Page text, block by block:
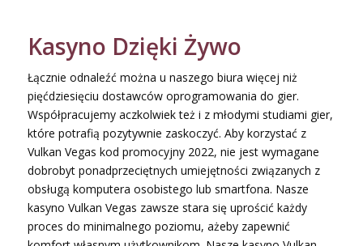
Kasyno Dzięki Żywo
Łącznie odnaleźć można u naszego biura więcej niż
pięćdziesięciu dostawców oprogramowania do gier.
Współpracujemy aczkolwiek też i z młodymi studiami gier,
które potrafią pozytywnie zaskoczyć. Aby korzystać z
Vulkan Vegas kod promocyjny 2022, nie jest wymagane
dobrobyt ponadprzeciętnych umiejętności związanych z
obsługą komputera osobistego lub smartfona. Nasze
kasyno Vulkan Vegas zawsze stara się uprościć każdy
proces do minimalnego poziomu, ażeby zapewnić